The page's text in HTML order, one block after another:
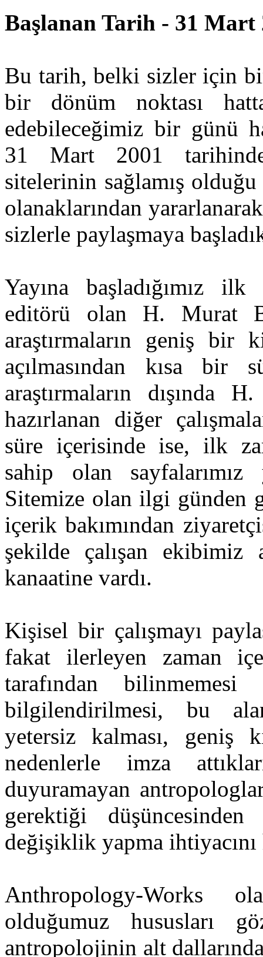
Başlanan Tarih - 31 Mart
Bu tarih, belki sizler için
bir dönüm noktası
edebileceğimiz bir günü
31 Mart 2001 tarihinde
sitelerinin sağlamış
olanaklarından
sizlerle paylaşmaya
Yayına başladığımız
editörü olan H. Murat
araştırmaların geniş bir
açılmasından kısa bir
araştırmaların dışında
hazırlanan diğer
süre içerisinde ise, ilk
sahip olan
Sitemize olan ilgi günden
içerik bakımından
şekilde çalışan ekibimiz
kanaatine vardı.
Kişisel bir çalışmayı
fakat ilerleyen zaman
tarafından
bilgilendirilmesi, bu
yetersiz kalması, geniş
nedenlerle imza
duyuramayan
gerektiği düşüncesinden
değişiklik yapma
Anthropology-Works
olduğumuz hususları
antropolojinin alt